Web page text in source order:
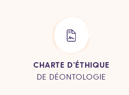
CHARTE D’ÉTHIQUE
DE DÉONTOLOGIE